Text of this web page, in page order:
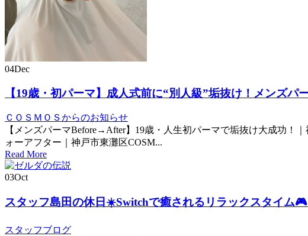
04Dec
【19歳・初パーマ】成人式前に“別人級”垢抜け！メンズ
ＣＯＳＭＯＳからのお知らせ
【メンズパーマBefore→After】19歳・人生初パーマで垢抜け大成功！
ォーアフター｜神戸市東灘区COSM...
Read More
03Oct
スタッフ島田の休日☀️Switchで癒されるリラックスタイム🎮
スタッフブログ